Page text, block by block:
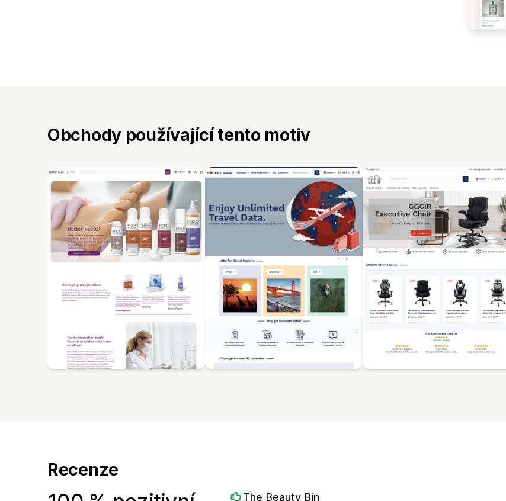
Obchody používající tento motiv
Recenze
The Beauty Bin